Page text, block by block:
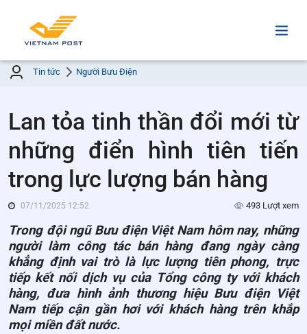
Tin tức Người Bưu Điện
Lan tỏa tinh thần đổi mới từ
những điển hình tiên tiến
trong lực lượng bán hàng
07/11/2025 12:52 493 Lượt xem
Trong đội ngũ Bưu điện Việt Nam hôm nay, những
người làm công tác bán hàng đang ngày càng
khẳng định vai trò là lực lượng tiên phong, trực
tiếp kết nối dịch vụ của Tổng công ty với khách
hàng, đưa hình ảnh thương hiệu Bưu điện Việt
Nam tiếp cận gần hơi với khách hàng trên khắp
mọi miền đất nước.